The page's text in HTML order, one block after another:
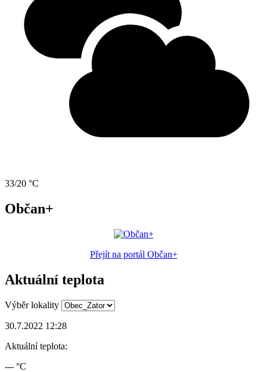
33/20 °C
Občan+
Přejít na portál Občan+
Aktuální teplota
Výběr lokality
30.7.2022 12:28
Aktuální teplota:
--- °C